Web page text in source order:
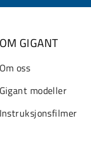
OM GIGANT
Om oss
Gigant modeller
Instruksjonsfilmer